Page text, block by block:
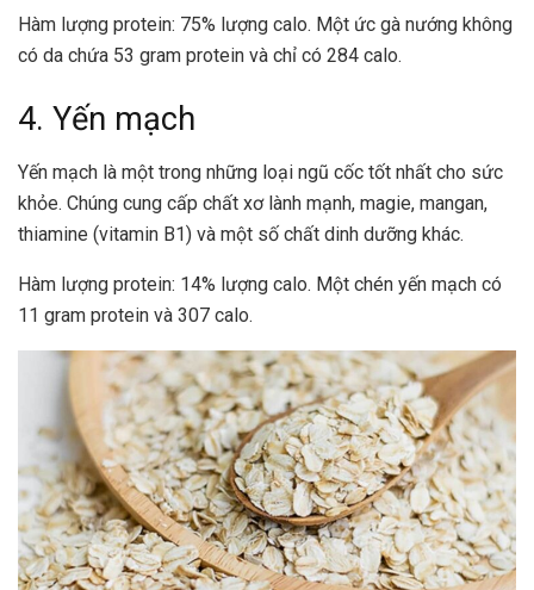
Hàm lượng protein: 75% lượng calo. Một ức gà nướng không
có da chứa 53 gram protein và chỉ có 284 calo.
4. Yến mạch
Yến mạch là một trong những loại ngũ cốc tốt nhất cho sức
khỏe. Chúng cung cấp chất xơ lành mạnh, magie, mangan,
thiamine (vitamin B1) và một số chất dinh dưỡng khác.
Hàm lượng protein: 14% lượng calo. Một chén yến mạch có
11 gram protein và 307 calo.